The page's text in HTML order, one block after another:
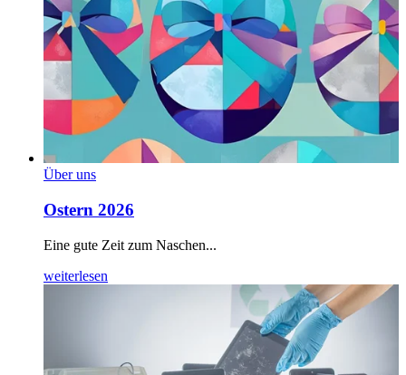
Über uns
Ostern 2026
Eine gute Zeit zum Naschen...
weiterlesen